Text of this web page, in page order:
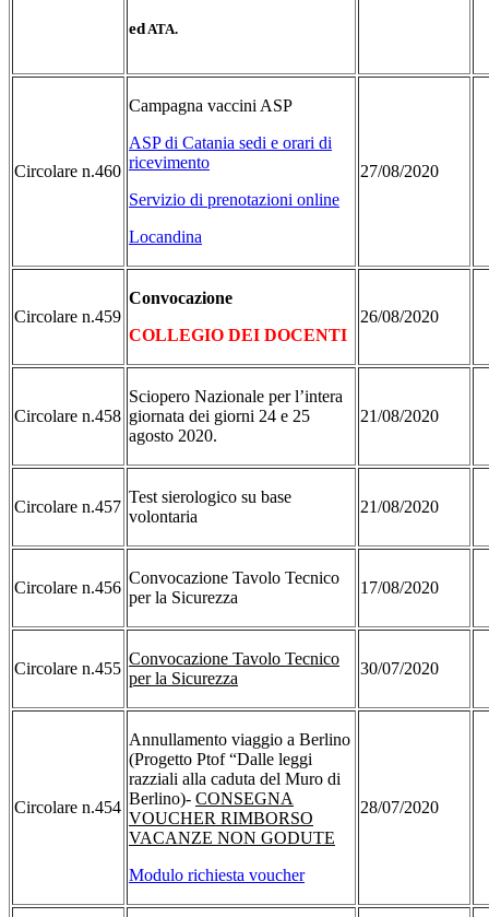
edATA.
Circolare n.460
Campagna vaccini ASP
ASP di Catania sedi e orari di
ricevimento
Servizio di prenotazioni online
Locandina
27/08/2020
Circolare n.459
Convocazione
COLLEGIO DEI DOCENTI
26/08/2020
Circolare n.458
Sciopero Nazionale per l’intera
giornata dei giorni 24 e 25
agosto 2020.
21/08/2020
Circolare n.457
Test sierologico su base
volontaria
21/08/2020
Circolare n.456
Convocazione Tavolo Tecnico
per la Sicurezza
17/08/2020
Circolare n.455
Convocazione Tavolo Tecnico
per la Sicurezza
30/07/2020
Circolare n.454
Annullamento viaggio a Berlino
(Progetto Ptof “Dalle leggi
razziali alla caduta del Muro di
Berlino)- CONSEGNA
VOUCHER RIMBORSO
VACANZE NON GODUTE
Modulo richiesta voucher
28/07/2020